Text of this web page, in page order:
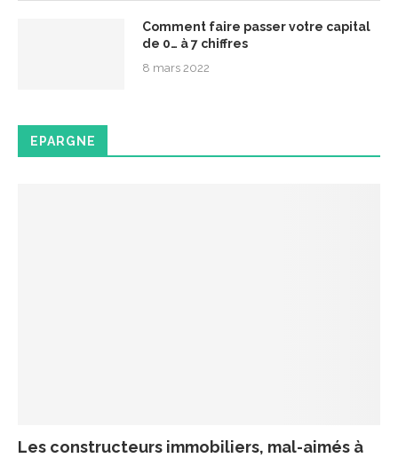
Comment faire passer votre capital
de 0… à 7 chiffres
8 mars 2022
EPARGNE
Les constructeurs immobiliers, mal-aimés à